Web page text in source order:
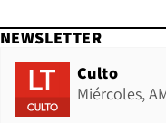
NEWSLETTER
Culto
Miércoles,